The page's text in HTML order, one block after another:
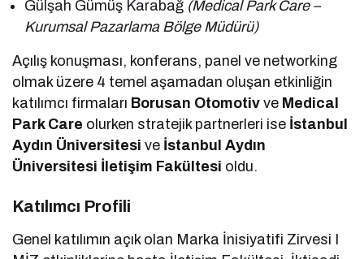
Gülşah Gümüş Karabağ (Medical Park Care –
Kurumsal Pazarlama Bölge Müdürü)
Açılış konuşması, konferans, panel ve networking
olmak üzere 4 temel aşamadan oluşan etkinliğin
katılımcı firmaları Borusan Otomotiv ve Medical
Park Care olurken stratejik partnerleri ise İstanbul
Aydın Üniversitesive İstanbul Aydın
Üniversitesi İletişim Fakültesi oldu.
Katılımcı Profili
Genel katılımın açık olan Marka İnisiyatifi Zirvesi I